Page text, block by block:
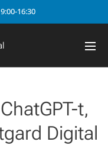
16:30
t,
Digital